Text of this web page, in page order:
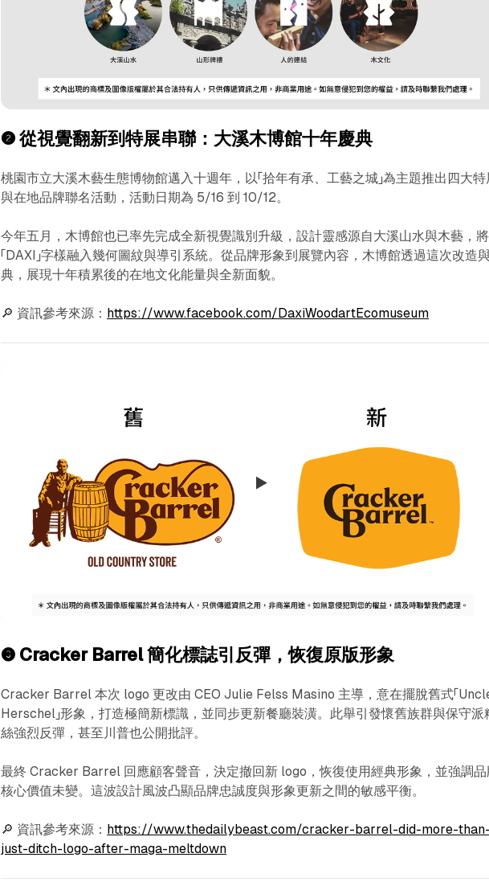
❷從視覺翻新到特展串聯：大溪木博館十年慶典
桃園市立大溪木藝生態博物館邁入十週年，以「拾年有承、工藝之城」為主題推出四大特
與在地品牌聯名活動，活動日期為 5/16 到 10/12。
今年五月，木博館也已率先完成全新視覺識別升級，設計靈感源自大溪山水與木藝，將
「DAXI」字樣融入幾何圖紋與導引系統。從品牌形象到展覽內容，木博館透過這次改造
典，展現十年積累後的在地文化能量與全新面貌。
🔎 資訊參考來源： https://www.facebook.com/DaxiWoodartEcomuseum
❸ Cracker Barrel 簡化標誌引反彈，恢復原版形象
Cracker Barrel 本次 logo 更改由 CEO Julie Felss Masino 主導，意在擺脫舊式「
Herschel」形象，打造極簡新標識，並同步更新餐廳裝潢。此舉引發懷舊族群與保守派
絲強烈反彈，甚至川普也公開批評。
最終 Cracker Barrel 回應顧客聲音，決定撤回新 logo，恢復使用經典形象，並強調品
核心價值未變。這波設計風波凸顯品牌忠誠度與形象更新之間的敏感平衡。
🔎 資訊參考來源： https://www.thedailybeast.com/cracker-barrel-did-more-than-
just-ditch-logo-after-maga-meltdown󠀠